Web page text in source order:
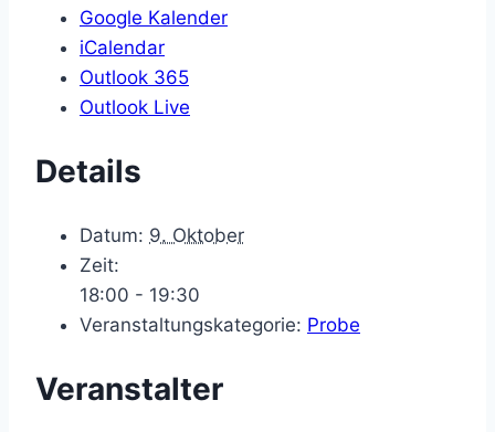
Google Kalender
iCalendar
Outlook 365
Outlook Live
Details
Datum: 9. Oktober
Zeit:
18:00 - 19:30
Veranstaltungskategorie: Probe
Veranstalter